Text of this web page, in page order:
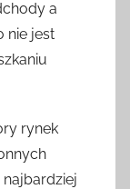
a
nie jest
rynek